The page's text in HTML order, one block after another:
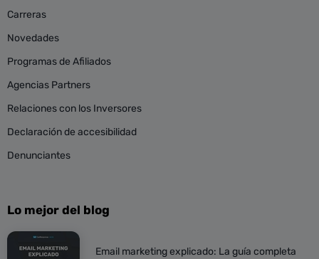
Carreras
Novedades
Programas de Afiliados
Agencias Partners
Relaciones con los Inversores
Declaración de accesibilidad
Denunciantes
Lo mejor del blog
Email marketing explicado: La guía completa